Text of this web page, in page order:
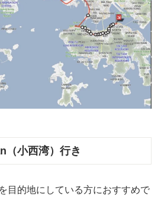
小西湾）行き
目的地にしている方におすすめで